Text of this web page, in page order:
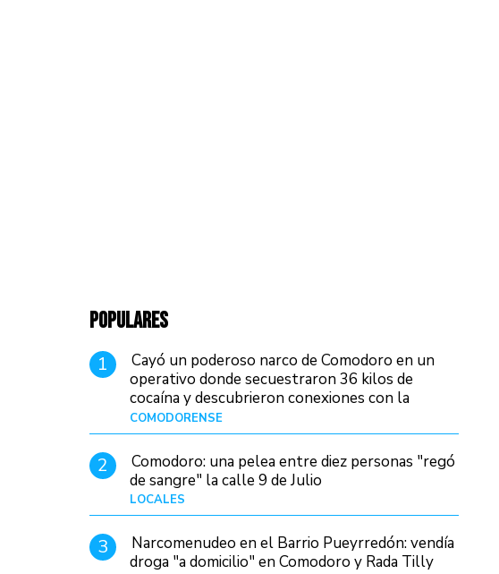
POPULARES
1
Cayó un poderoso narco de Comodoro en un
operativo donde secuestraron 36 kilos de
cocaína y descubrieron conexiones con la
Patagonia
COMODORENSE
2
Comodoro: una pelea entre diez personas "regó
de sangre" la calle 9 de Julio
LOCALES
3
Narcomenudeo en el Barrio Pueyrredón: vendía
droga "a domicilio" en Comodoro y Rada Tilly